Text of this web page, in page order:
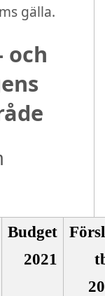
gälla.
och
Budget
2021